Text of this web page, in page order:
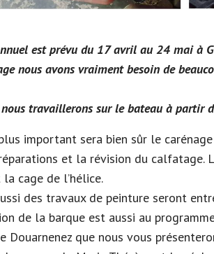
est prévu du 17 avril au 24 mai à
nous avons vraiment besoin de
nous travaillerons sur le bateau à partir
important sera bien sûr le
et la révision du calfatage.
cage de l’hélice.
des travaux de peinture seront
de la barque est aussi au
Douarnenez que nous vous